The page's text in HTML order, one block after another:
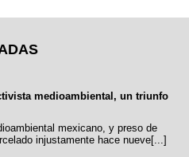
medioambiental, un triunfo
mexicano, y preso de
injustamente hace nueve[...]